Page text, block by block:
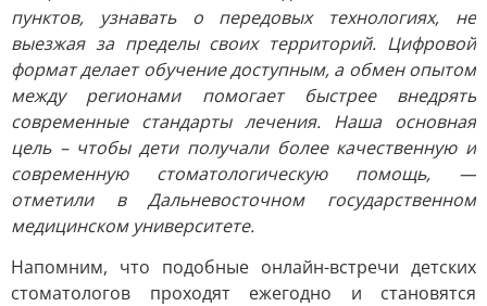
пунктов, узнавать о передовых технологиях, не
выезжая за пределы своих территорий. Цифровой
формат делает обучение доступным, а обмен опытом
между регионами помогает быстрее внедрять
современные стандарты лечения. Наша основная
цель – чтобы дети получали более качественную и
современную стоматологическую помощь, —
отметили в Дальневосточном государственном
медицинском университете.
Напомним, что подобные онлайн-встречи детских
стоматологов проходят ежегодно и становятся